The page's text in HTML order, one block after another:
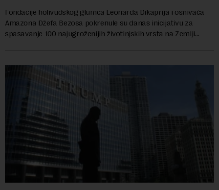
Fondacije holivudskog glumca Leonarda Dikaprija i osnivača
Amazona Džefa Bezosa pokrenule su danas inicijativu za
spasavanje 100 najugroženijih životinjskih vrsta na Zemlji